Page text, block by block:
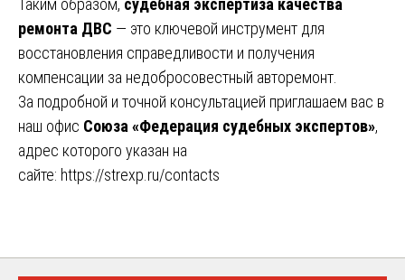
Таким образом, судебная экспертиза качества
ремонта ДВС — это ключевой инструмент для
восстановления справедливости и получения
компенсации за недобросовестный авторемонт.
За подробной и точной консультацией приглашаем вас в
наш офис Союза «Федерация судебных экспертов»,
адрес которого указан на
сайте: https://strexp.ru/contacts